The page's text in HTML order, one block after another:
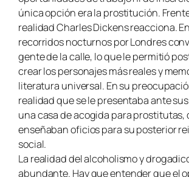
única opción era la prostitución.
realidad Charles Dickens reacciona.
recorridos nocturnos por Londres
gente de la calle, lo que le permitió
crear los personajes más reales y
literatura universal. En su
realidad que se le presentaba ante
una casa de acogida para prostitutas,
enseñaban oficios para su posterior
social.
La realidad del alcoholismo y
abundante. Hay que entender que el